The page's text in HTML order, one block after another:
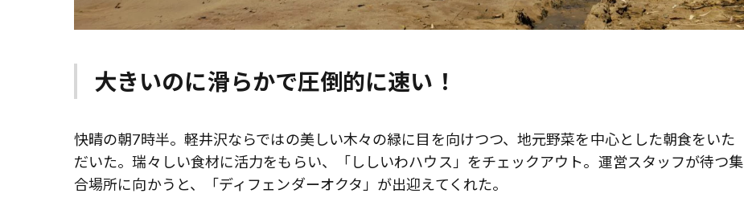
大きいのに滑らかで圧倒的に速い！
快晴の朝7時半。軽井沢ならではの美しい木々の緑に目を向けつつ、地元野菜を中心とした朝食をいた
だいた。瑞々しい食材に活力をもらい、「ししいわハウス」をチェックアウト。運営スタッフが待つ集
合場所に向かうと、「ディフェンダーオクタ」が出迎えてくれた。